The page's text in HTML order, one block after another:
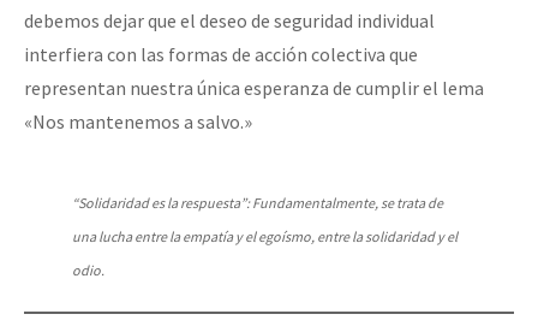
debemos dejar que el deseo de seguridad individual
interfiera con las formas de acción colectiva que
representan nuestra única esperanza de cumplir el lema
«Nos mantenemos a salvo.»
“Solidaridad es la respuesta”: Fundamentalmente, se trata de
una lucha entre la empatía y el egoísmo, entre la solidaridad y el
odio.